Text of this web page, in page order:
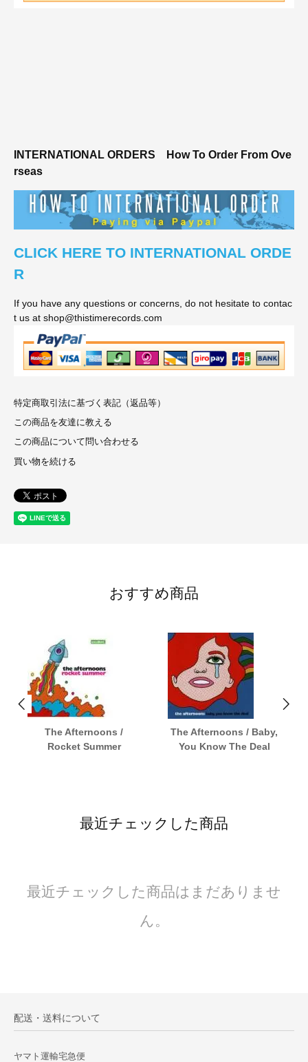
INTERNATIONAL ORDERS How To Order From Ove
rseas
CLICK HERE TO INTERNATIONAL ORDE
R
If you have any questions or concerns, do not hesitate to contac
t us at shop@thistimerecords.com
特定商取引法に基づく表記（返品等）
この商品を友達に教える
この商品について問い合わせる
買い物を続ける
おすすめ商品
The Afternoons /
Rocket Summer
The Afternoons / Baby,
You Know The Deal
最近チェックした商品
最近チェックした商品はまだありませ
ん。
配送・送料について
ヤマト運輸宅急便